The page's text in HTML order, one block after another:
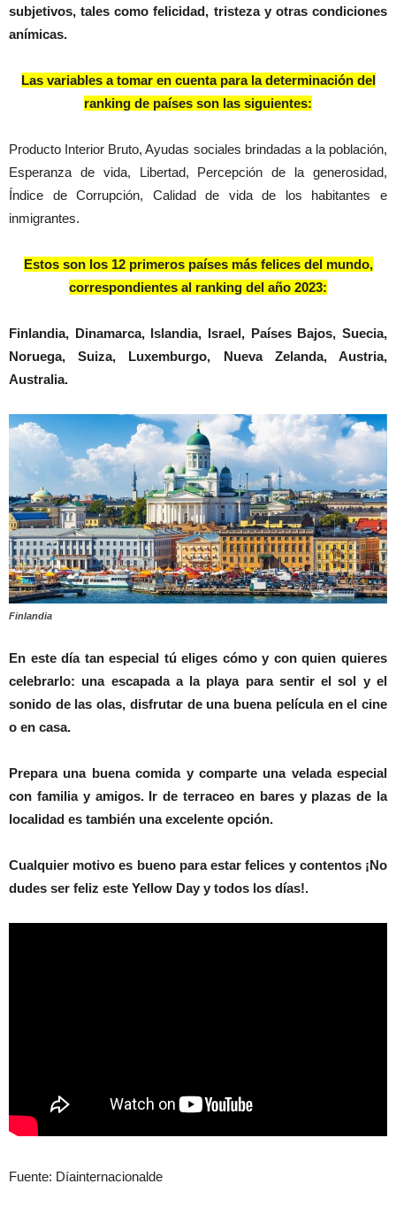
subjetivos, tales como felicidad, tristeza y otras condiciones
anímicas.
Las variables a tomar en cuenta para la determinación del
ranking de países son las siguientes:
Producto Interior Bruto, Ayudas sociales brindadas a la población,
Esperanza de vida, Libertad, Percepción de la generosidad,
Índice de Corrupción, Calidad de vida de los habitantes e
inmigrantes.
Estos son los 12 primeros países más felices del mundo,
correspondientes al ranking del año 2023:
Finlandia, Dinamarca, Islandia, Israel, Países Bajos, Suecia,
Noruega, Suiza, Luxemburgo, Nueva Zelanda, Austria,
Australia.
Finlandia
En este día tan especial tú eliges cómo y con quien quieres
celebrarlo: una escapada a la playa para sentir el sol y el
sonido de las olas, disfrutar de una buena película en el cine
o en casa.
Prepara una buena comida y comparte una velada especial
con familia y amigos. Ir de terraceo en bares y plazas de la
localidad es también una excelente opción.
Cualquier motivo es bueno para estar felices y contentos ¡No
dudes ser feliz este Yellow Day y todos los días!.
Fuente: Díainternacionalde